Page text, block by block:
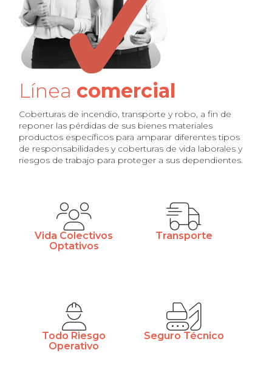
Línea comercial
Coberturas de incendio, transporte y robo, a fin de
reponer las pérdidas de sus bienes materiales
productos específicos para amparar diferentes tipos
de responsabilidades y coberturas de vida laborales y
riesgos de trabajo para proteger a sus dependientes.
Vida Colectivos
Optativos
Transporte
Todo Riesgo
Operativo
Seguro Técnico